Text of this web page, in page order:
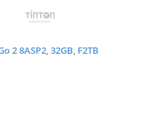
2 8ASP2, 32GB, F2TB